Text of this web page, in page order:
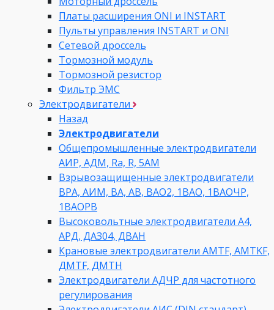
Платы расширения ONI и INSTART
Пульты управления INSTART и ONI
Сетевой дроссель
Тормозной модуль
Тормозной резистор
Фильтр ЭМС
Электродвигатели
Назад
Электродвигатели
Общепромышленные электродвигатели
АИР, АДМ, Ra, R, 5AM
Взрывозащищенные электродвигатели
ВРА, АИМ, ВА, АВ, ВАO2, 1ВАО, 1ВАОЧР,
1ВАОРВ
Высоковольтные электродвигатели A4,
АРД, ДАЗ04, ДВАН
Крановые электродвигатели AMTF, AMTKF,
ДMTF, ДМТН
Электродвигатели АДЧР для частотного
регулирования